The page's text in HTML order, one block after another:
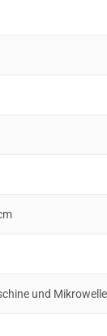
und Mikrowelle